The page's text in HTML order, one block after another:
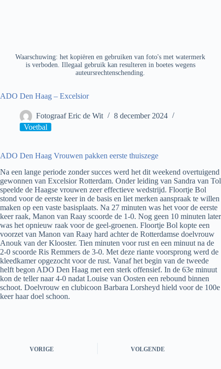
Waarschuwing: het kopiëren en gebruiken van foto's met watermerk
is verboden. Illegaal gebruik kan resulteren in boetes wegens
auteursrechtenschending.
ADO Den Haag – Excelsior
Fotograaf Eric de Wit
8 december 2024
Voetbal
ADO Den Haag Vrouwen pakken eerste thuiszege
Na een lange periode zonder succes werd het dit weekend overtuigend
gewonnen van Excelsior Rotterdam. Onder leiding van Sandra van Tol
speelde de Haagse vrouwen zeer effectieve wedstrijd. Floortje Bol
stond voor de eerste keer in de basis en liet merken aanspraak te willen
maken op een vaste basisplaats. Na 27 minuten was het voor de eerste
keer raak, Manon van Raay scoorde de 1-0. Nog geen 10 minuten later
was het opnieuw raak voor de geel-groenen. Floortje Bol kopte een
voorzet van Manon van Raay hard achter de Rotterdamse doelvrouw
Anouk van der Klooster. Tien minuten voor rust en een minuut na de
2-0 scoorde Ris Remmers de 3-0. Met deze riante voorsprong werd de
kleedkamer opgezocht voor de rust. Vanaf het begin van de tweede
helft begon ADO Den Haag met een sterk offensief. In de 63e minuut
kon de teller naar 4-0 nadat Louise van Oosten een rebound binnen
schoot. Doelvrouw en clubicoon Barbara Lorsheyd hield voor de 100e
keer haar doel schoon.
VORIGE VOLGENDE